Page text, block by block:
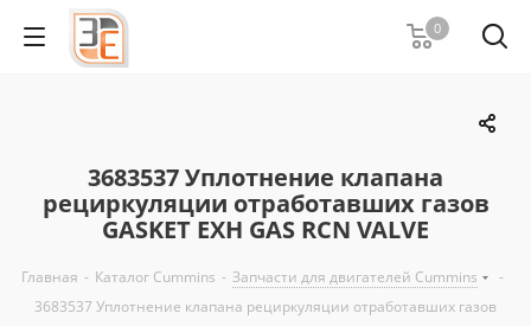
0
3683537 Уплотнение клапана
рециркуляции отработавших газов
GASKET EXH GAS RCN VALVE
Главная - Каталог Cummins - Запчасти для двигателей Cummins
-
3683537 Уплотнение клапана рециркуляции отработавших газов